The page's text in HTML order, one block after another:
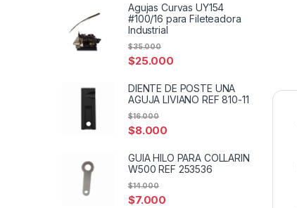
Agujas Curvas UY154
#100/16 para Fileteadora
Industrial
$25.000
$35.000
DIENTE DE POSTE UNA
AGUJA LIVIANO REF 810-11
$8.000
$16.000
GUIA HILO PARA COLLARIN
W500 REF 253536
$7.000
$14.000